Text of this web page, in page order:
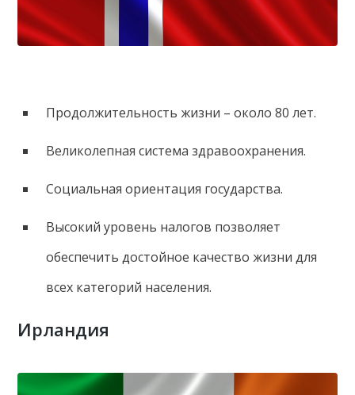
Продолжительность жизни – около 80 лет.
Великолепная система здравоохранения.
Социальная ориентация государства.
Высокий уровень налогов позволяет
обеспечить достойное качество жизни для
всех категорий населения.
Ирландия